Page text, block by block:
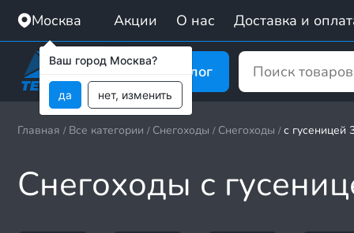
Москва Акции О нас Доставка и
Каталог
Главная / Все категории / Снегоходы / Снегоходы / с гусеницей
Снегоходы с
Ваш город Москва?
да нет, изменить